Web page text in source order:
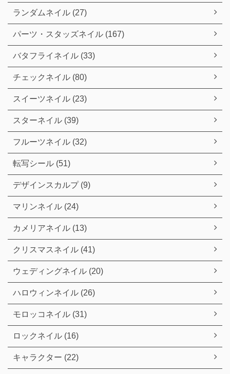
ランダムネイル (27)
パーツ・スタッズネイル (167)
バタフライネイル (33)
チェックネイル (80)
スイーツネイル (23)
スターネイル (39)
フルーツネイル (32)
転写シール (51)
デザインスカルプ (9)
マリンネイル (24)
カメリアネイル (13)
クリスマスネイル (41)
ウェディングネイル (20)
ハロウィンネイル (26)
モロッコネイル (31)
ロックネイル (16)
キャラクター (22)